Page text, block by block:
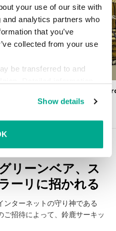
your use of our site with
analytics partners who
that you’ve
collected from your use
be transferred to and
Show details
トロイの木馬
ーゲットに
リーンベア、ス
ーリに招かれる
ンターネットの守り神である
ご招待によって、鈴鹿サーキッ